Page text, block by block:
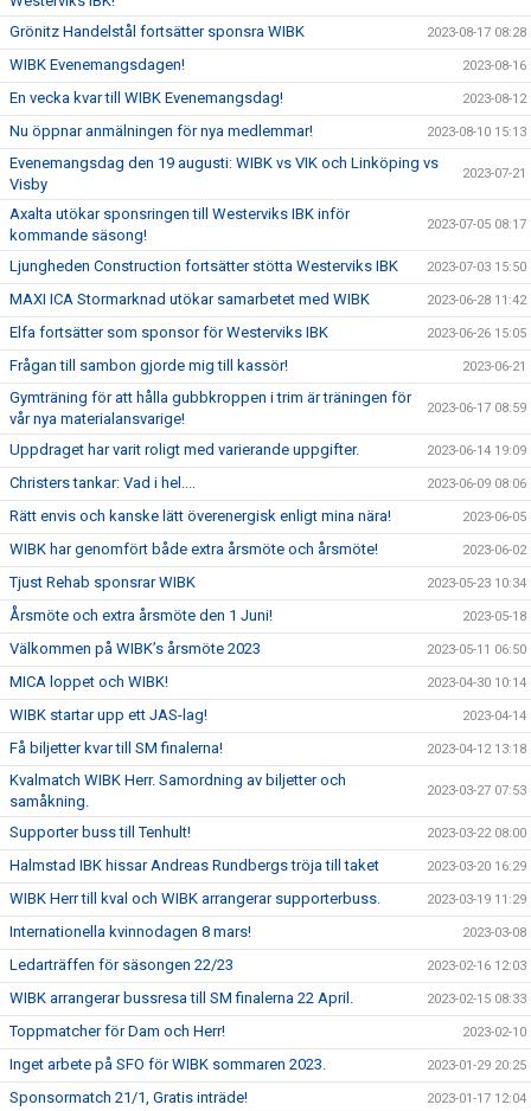
Grönitz Handelstål fortsätter sponsra WIBK 2023-08-17 08:28
WIBK Evenemangsdagen! 2023-08-16
En vecka kvar till WIBK Evenemangsdag! 2023-08-12
Nu öppnar anmälningen för nya medlemmar! 2023-08-10 15:13
Evenemangsdag den 19 augusti: WIBK vs VIK och Linköping vs
Visby
2023-07-21
Axalta utökar sponsringen till Westerviks IBK inför
kommande säsong!
2023-07-05 08:17
Ljungheden Construction fortsätter stötta Westerviks IBK 2023-07-03 15:50
MAXI ICA Stormarknad utökar samarbetet med WIBK 2023-06-28 11:42
Elfa fortsätter som sponsor för Westerviks IBK 2023-06-26 15:05
Frågan till sambon gjorde mig till kassör! 2023-06-21
Gymträning för att hålla gubbkroppen i trim är träningen för
vår nya materialansvarige!
2023-06-17 08:59
Uppdraget har varit roligt med varierande uppgifter. 2023-06-14 19:09
Christers tankar: Vad i hel.... 2023-06-09 08:06
Rätt envis och kanske lätt överenergisk enligt mina nära! 2023-06-05
WIBK har genomfört både extra årsmöte och årsmöte! 2023-06-02
Tjust Rehab sponsrar WIBK 2023-05-23 10:34
Årsmöte och extra årsmöte den 1 Juni! 2023-05-18
Välkommen på WIBK’s årsmöte 2023 2023-05-11 06:50
MICA loppet och WIBK! 2023-04-30 10:14
WIBK startar upp ett JAS-lag! 2023-04-14
Få biljetter kvar till SM finalerna! 2023-04-12 13:18
Kvalmatch WIBK Herr. Samordning av biljetter och
samåkning.
2023-03-27 07:53
Supporter buss till Tenhult! 2023-03-22 08:00
Halmstad IBK hissar Andreas Rundbergs tröja till taket 2023-03-20 16:29
WIBK Herr till kval och WIBK arrangerar supporterbuss. 2023-03-19 11:29
Internationella kvinnodagen 8 mars! 2023-03-08
Ledarträffen för säsongen 22/23 2023-02-16 12:03
WIBK arrangerar bussresa till SM finalerna 22 April. 2023-02-15 08:33
Toppmatcher för Dam och Herr! 2023-02-10
Inget arbete på SFO för WIBK sommaren 2023. 2023-01-29 20:25
Sponsormatch 21/1, Gratis inträde! 2023-01-17 12:04